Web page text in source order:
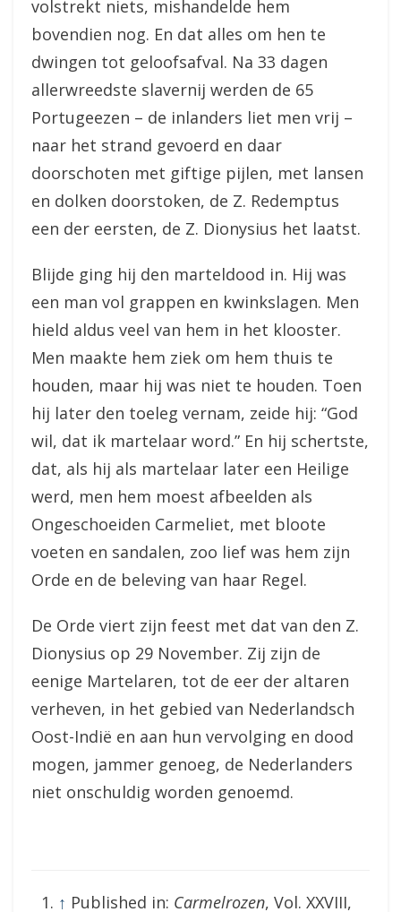
volstrekt niets, mishandelde hem
bovendien nog. En dat alles om hen te
dwingen tot geloofsafval. Na 33 dagen
allerwreedste slavernij werden de 65
Portugeezen – de inlanders liet men vrij –
naar het strand gevoerd en daar
doorschoten met giftige pijlen, met lansen
en dolken doorstoken, de Z. Redemptus
een der eersten, de Z. Dionysius het laatst.
Blijde ging hij den marteldood in. Hij was
een man vol grappen en kwinkslagen. Men
hield aldus veel van hem in het klooster.
Men maakte hem ziek om hem thuis te
houden, maar hij was niet te houden. Toen
hij later den toeleg vernam, zeide hij: “God
wil, dat ik martelaar word.” En hij schertste,
dat, als hij als martelaar later een Heilige
werd, men hem moest afbeelden als
Ongeschoeiden Carmeliet, met bloote
voeten en sandalen, zoo lief was hem zijn
Orde en de beleving van haar Regel.
De Orde viert zijn feest met dat van den Z.
Dionysius op 29 November. Zij zijn de
eenige Martelaren, tot de eer der altaren
verheven, in het gebied van Nederlandsch
Oost-Indië en aan hun vervolging en dood
mogen, jammer genoeg, de Nederlanders
niet onschuldig worden genoemd.
↑ Published in: Carmelrozen, Vol. XXVIII,